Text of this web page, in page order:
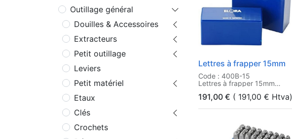
Outillage général
Douilles & Accessoires
Extracteurs
Petit outillage
Leviers
Petit matériel
Etaux
Clés
Crochets
Lettres à frapper 15mm
Code : 400B-15
Lettres à frapper 15mm
191,00 € ( 191,00 € Htva)